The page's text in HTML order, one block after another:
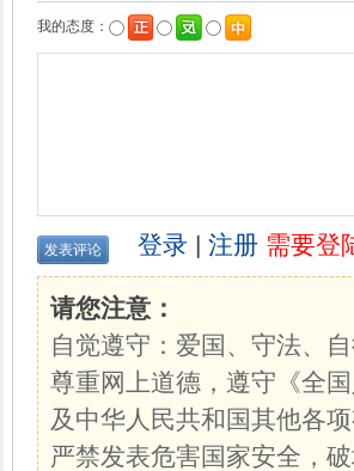
我的态度：
登录 | 注册 需要登
请您注意：
自觉遵守：爱国、守法、
尊重网上道德，遵守《全
及中华人民共和国其他各
严禁发表危害国家安全，